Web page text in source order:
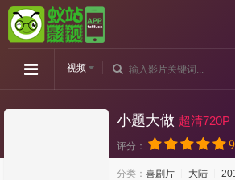
视频
小题大做 超清720P
评分：
分类： 喜剧片 大陆